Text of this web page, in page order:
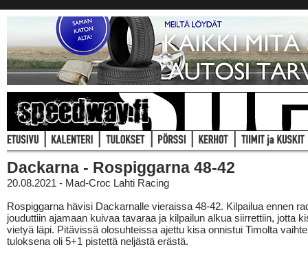
Dackarna - Rospiggarna 48-42
20.08.2021 - Mad-Croc Lahti Racing
Rospiggarna hävisi Dackarnalle vieraissa 48-42. Kilpailua ennen
jouduttiin ajamaan kuivaa tavaraa ja kilpailun alkua siirrettiin, jotta
vietyä läpi. Pitävissä olosuhteissa ajettu kisa onnistui Timolta
tuloksena oli 5+1 pistettä neljästä erästä.